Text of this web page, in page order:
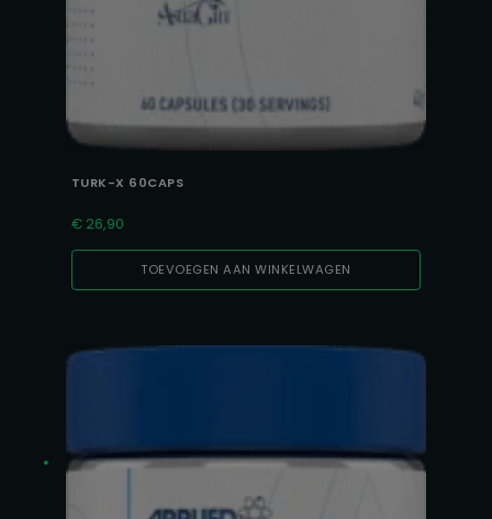
TURK-X 60CAPS
€26,90
TOEVOEGEN AAN WINKELWAGEN